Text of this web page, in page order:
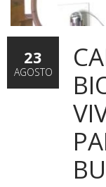
23
AGOSTO